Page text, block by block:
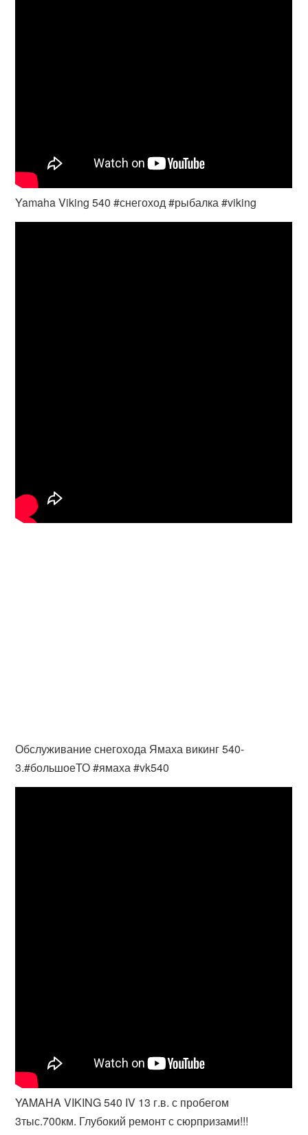
Yamaha Viking 540 #снегоход #рыбалка #viking
Обслуживание снегохода Ямаха викинг 540-
3.#большоеТО #ямаха #vk540
YAMAHA VIKING 540 IV 13 г.в. с пробегом
3тыс.700км. Глубокий ремонт с сюрпризами!!!